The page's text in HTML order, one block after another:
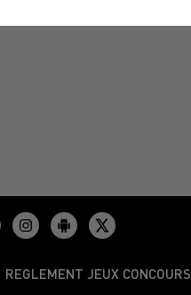
REGLEMENT JEUX CONCOURS